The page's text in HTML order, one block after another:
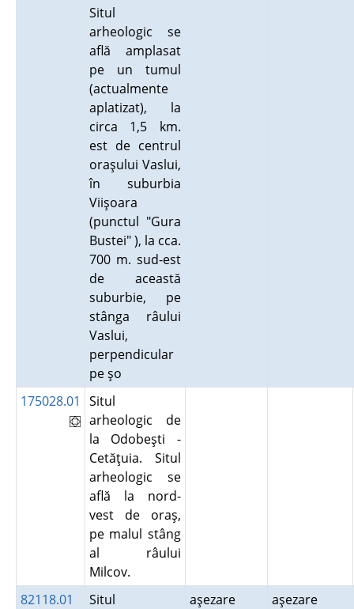
Situl
arheologic se
află amplasat
pe un tumul
(actualmente
aplatizat), la
circa 1,5 km.
est de centrul
oraşului Vaslui,
în suburbia
Viişoara
(punctul "Gura
Bustei" ), la cca.
700 m. sud-est
de această
suburbie, pe
stânga râului
Vaslui,
perpendicular
pe şo
175028.01
Situl
arheologic de
la Odobeşti -
Cetăţuia. Situl
arheologic se
află la nord-
vest de oraş,
pe malul stâng
al râului
Milcov.
82118.01
Situl
aşezare
aşezare